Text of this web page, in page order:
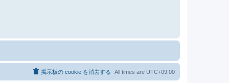
All times are UTC+09:00
掲示板の cookie を消去する